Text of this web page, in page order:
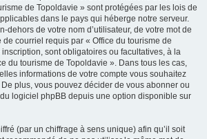
de Topoldavie » sont protégées par les lois de
dans le pays qui héberge notre serveur.
dehors de votre nom d’utilisateur, de votre mot de
courriel requis par « Office du tourisme de
sont obligatoires ou facultatives, à la
du tourisme de Topoldavie ». Dans tous les cas,
informations de votre compte vous souhaitez
plus, vous pouvez décider de vous abonner ou
logiciel phpBB depuis une option disponible sur
(par un chiffrage à sens unique) afin qu’il soit